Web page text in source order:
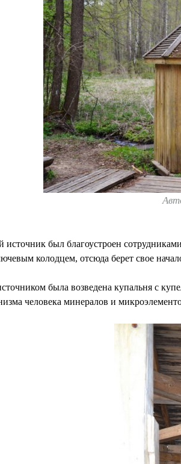
источник был благоустроен
колодцем, отсюда берет свое
была возведена купальня с
человека минералов и